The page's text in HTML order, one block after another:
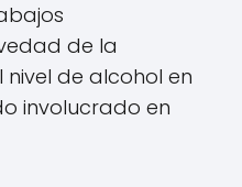
de la
de alcohol en
involucrado en